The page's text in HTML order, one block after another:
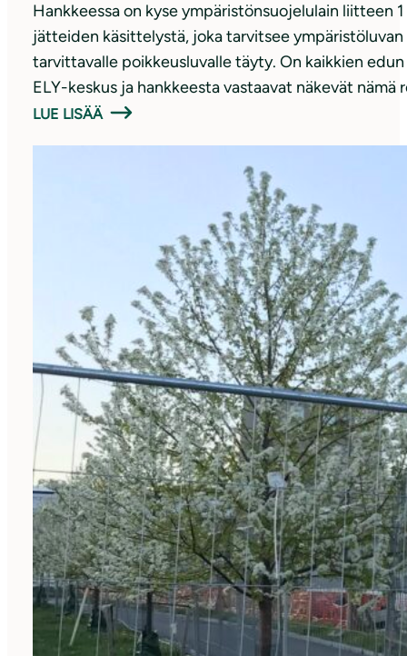
Hankkeessa on kyse ympäristönsuojelulain liitteen
jätteiden käsittelystä, joka tarvitsee
tarvittavalle poikkeusluvalle täyty. On kaikkien
ELY-keskus ja hankkeesta vastaavat näkevät nämä
LUE LISÄÄ